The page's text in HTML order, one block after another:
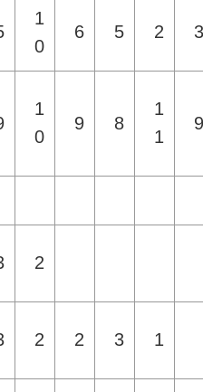
1
0
6 5 2 3
1
0
9 8
1
1
9
2
2 2 3 1